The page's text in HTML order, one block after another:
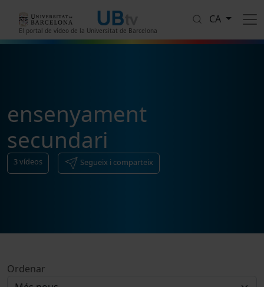
El portal de vídeo de la Universitat de Barcelona
CA
ensenyament
secundari
3vídeos Segueix i comparteix
Ordenar